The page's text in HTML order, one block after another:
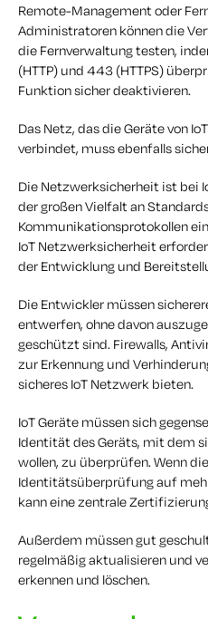
Remote-Management oder
Administratoren können die
die Fernverwaltung testen,
(HTTP) und 443 (HTTPS)
Funktion sicher deaktivieren.
Das Netz, das die Geräte von
verbindet, muss ebenfalls
Die Netzwerksicherheit ist bei
der großen Vielfalt an
Kommunikationsprotokollen
IoT Netzwerksicherheit
der Entwicklung und
Die Entwickler müssen
entwerfen, ohne davon
geschützt sind. Firewalls,
zur Erkennung und
sicheres IoT Netzwerk bieten.
IoT Geräte müssen sich
Identität des Geräts, mit dem
wollen, zu überprüfen. Wenn
Identitätsüberprüfung auf
kann eine zentrale
Außerdem müssen gut
regelmäßig aktualisieren und
erkennen und löschen.